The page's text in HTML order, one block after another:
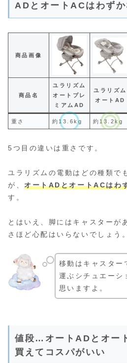
ADとオートACはわず
商品画像
商品名
ユラリズム
オートプレ
ミアムAD
ユラリズム
オートAD
重さ 約13.6kg 約13.2kg
5つ目の違いは重さです。
ユラリズムの電動はどの種類で
が、オートADとオートACはわ
す。
とはいえ、脚にはキャスターが
さほど心配はいらないでしょう。
移動はキャスター
運ぶシチュエーシ
思いますよ。
値段…オートADとオー
買えてコスパがいい